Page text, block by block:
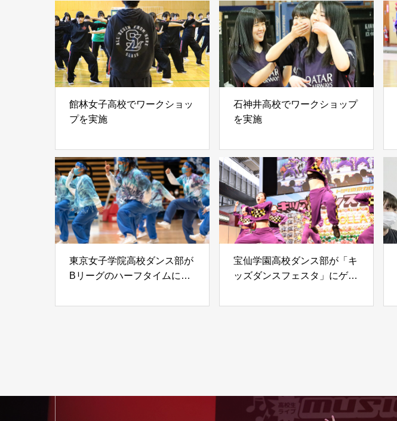
館林女子高校でワークショッ
プを実施
石神井高校でワークショップ
を実施
東京女子学院高校ダンス部が
Bリーグのハーフタイムに出
宝仙学園高校ダンス部が「キ
ッズダンスフェスタ」にゲス